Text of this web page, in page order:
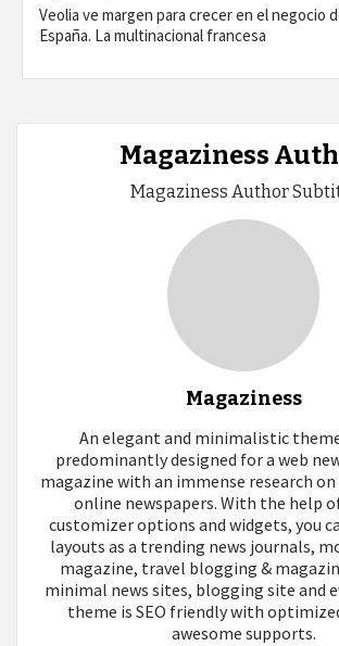
Veolia ve margen para crecer en el negocio
España. La multinacional francesa
Magaziness
Magaziness Author
Magaziness
An elegant and minimalistic
predominantly designed for a web
magazine with an immense research
online newspapers. With the help
customizer options and widgets, you
layouts as a trending news journals,
magazine, travel blogging &
minimal news sites, blogging site and
theme is SEO friendly with
awesome supports.